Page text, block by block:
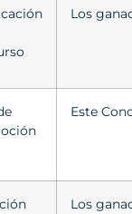
Los
Este
Los